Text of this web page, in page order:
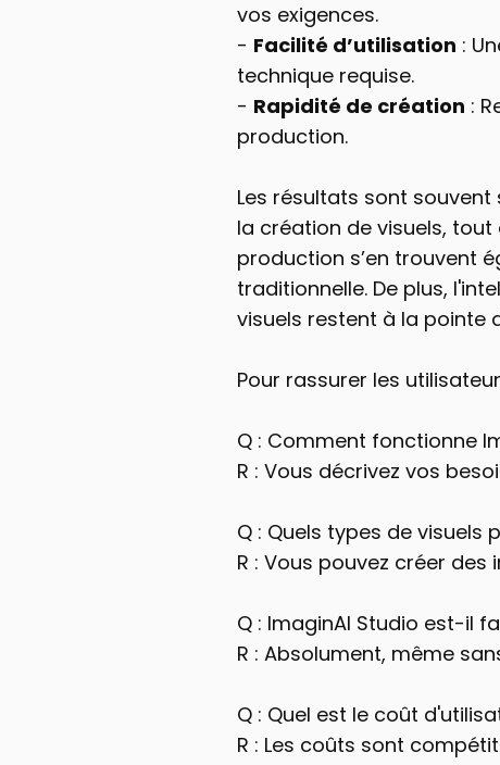
vos exigences.
- Facilité d’utilisation :
technique requise.
- Rapidité de création :
production.
Les résultats sont
la création de visuels, tout
production s’en trouvent
traditionnelle. De plus,
visuels restent à la pointe
Pour rassurer les
Q : Comment fonctionne
R : Vous décrivez vos
Q : Quels types de visuels
R : Vous pouvez créer
Q : ImaginAI Studio est-il
R : Absolument, même
Q : Quel est le coût
R : Les coûts sont